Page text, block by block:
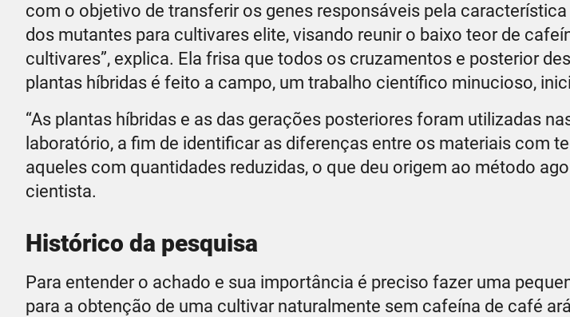
com o objetivo de transferir os genes responsáveis pela
dos mutantes para cultivares elite, visando reunir o baixo teor de
cultivares”, explica. Ela frisa que todos os cruzamentos e posterior
plantas híbridas é feito a campo, um trabalho científico minucioso,
“As plantas híbridas e as das gerações posteriores foram utilizadas
laboratório, a fim de identificar as diferenças entre os materiais com
aqueles com quantidades reduzidas, o que deu origem ao método
cientista.
Histórico da pesquisa
Para entender o achado e sua importância é preciso fazer uma
para a obtenção de uma cultivar naturalmente sem cafeína de café